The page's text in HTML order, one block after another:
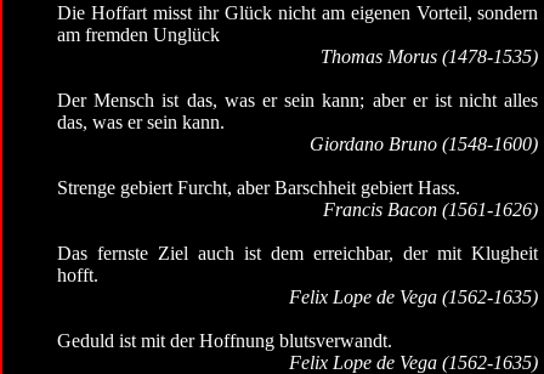
Die Hoffart misst ihr Glück nicht am eigenen Vorteil, sondern
am fremden Unglück
Thomas Morus (1478-1535)
Der Mensch ist das, was er sein kann; aber er ist nicht alles
das, was er sein kann.
Giordano Bruno (1548-1600)
Strenge gebiert Furcht, aber Barschheit gebiert Hass.
Francis Bacon (1561-1626)
Das fernste Ziel auch ist dem erreichbar, der mit Klugheit
hofft.
Felix Lope de Vega (1562-1635)
Geduld ist mit der Hoffnung blutsverwandt.
Felix Lope de Vega (1562-1635)